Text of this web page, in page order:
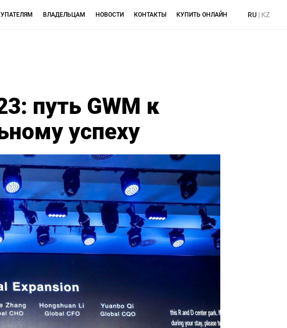
ВЛАДЕЛЬЦАМ НОВОСТИ КОНТАКТЫ КУПИТЬ ОНЛАЙН RU | KZ
путь GWM к
успеху